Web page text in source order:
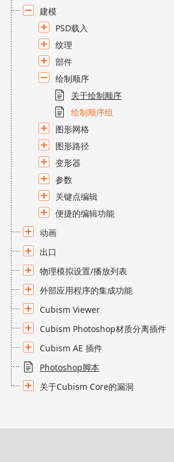
建模
PSD载入
纹理
部件
绘制顺序
关于绘制顺序
绘制顺序组
图形网格
图形路径
变形器
参数
关键点编辑
便捷的编辑功能
动画
出口
物理模拟设置/播放列表
外部应用程序的集成功能
Cubism Viewer
Cubism Photoshop材质分离插件
Cubism AE 插件
Photoshop脚本
关于Cubism Core的漏洞